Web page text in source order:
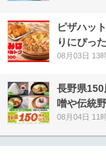
ピザハッ
りにぴっ
08月03日 13
長野県
噌や伝統
08月04日 11